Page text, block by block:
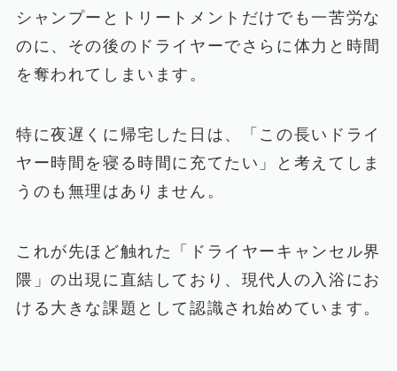
シャンプーとトリートメントだけでも一苦労な
のに、その後のドライヤーでさらに体力と時間
を奪われてしまいます。
特に夜遅くに帰宅した日は、「この長いドライ
ヤー時間を寝る時間に充てたい」と考えてしま
うのも無理はありません。
これが先ほど触れた「ドライヤーキャンセル界
隈」の出現に直結しており、現代人の入浴にお
ける大きな課題として認識され始めています。